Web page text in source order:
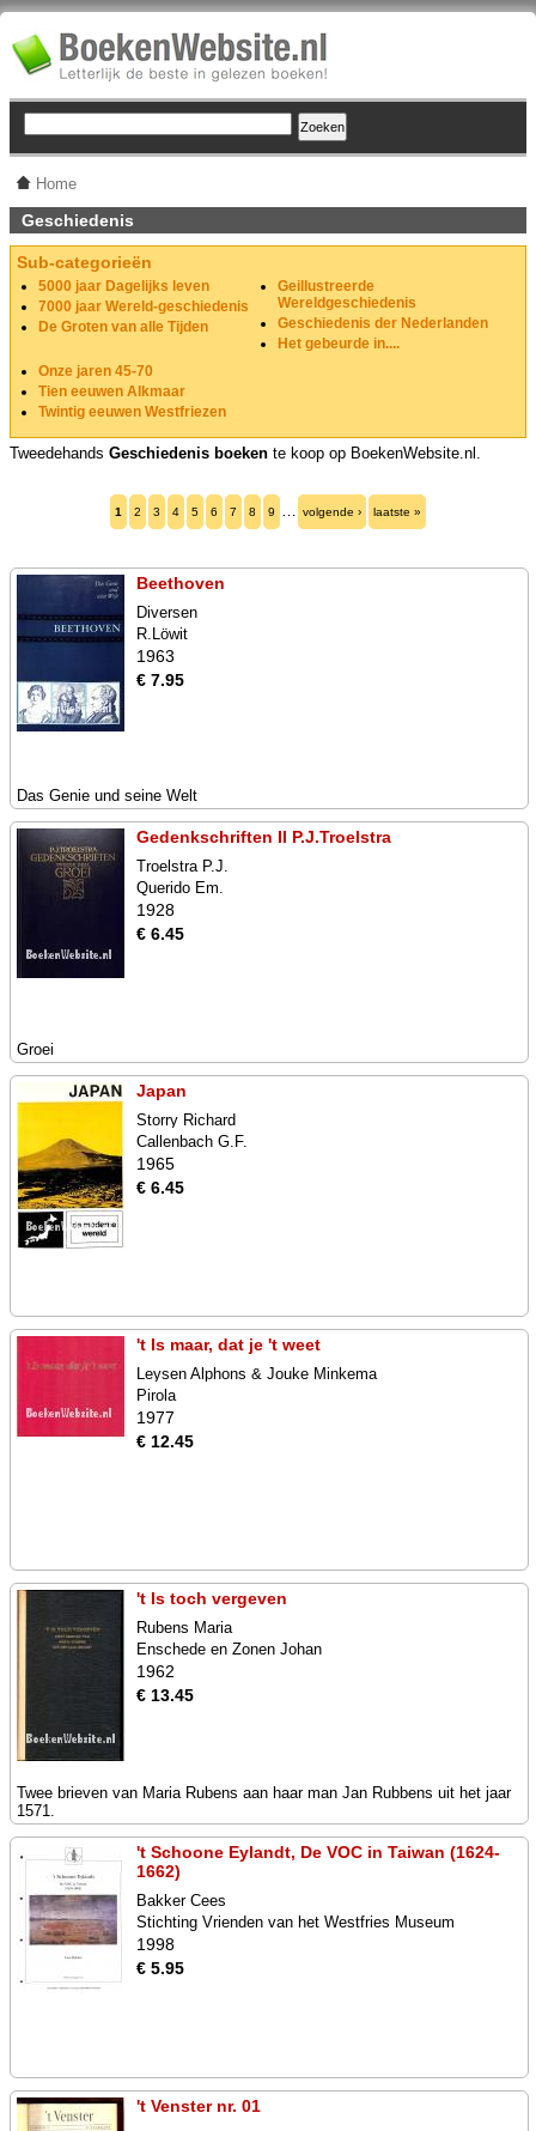
Home
Geschiedenis
Sub-categorieën
5000 jaar Dagelijks leven
7000 jaar Wereld-geschiedenis
De Groten van alle Tijden
Geillustreerde
Wereldgeschiedenis
Geschiedenis der Nederlanden
Het gebeurde in....
Onze jaren 45-70
Tien eeuwen Alkmaar
Twintig eeuwen Westfriezen
Tweedehands Geschiedenis boeken te koop op BoekenWebsite.nl.
1 2 3 4 5 6 7 8 9 volgende › laatste »
Beethoven
Diversen
R.Löwit
1963
€ 7.95
Das Genie und seine Welt
Gedenkschriften II P.J.Troelstra
Troelstra P.J.
Querido Em.
1928
€ 6.45
Groei
Japan
Storry Richard
Callenbach G.F.
1965
€ 6.45
't Is maar, dat je 't weet
Leysen Alphons & Jouke Minkema
Pirola
1977
€ 12.45
't Is toch vergeven
Rubens Maria
Enschede en Zonen Johan
1962
€ 13.45
Twee brieven van Maria Rubens aan haar man Jan Rubbens uit het jaar
1571.
't Schoone Eylandt, De VOC in Taiwan (1624-
1662)
Bakker Cees
Stichting Vrienden van het Westfries Museum
1998
€ 5.95
't Venster nr. 01